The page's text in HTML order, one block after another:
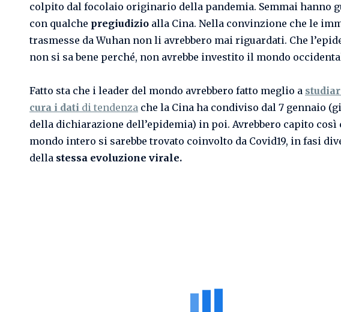
colpito dal focolaio originario della pandemia. Semmai hanno
con qualche pregiudizio alla Cina. Nella convinzione che le
trasmesse da Wuhan non li avrebbero mai riguardati. Che
non si sa bene perché, non avrebbe investito il mondo
Fatto sta che i leader del mondo avrebbero fatto meglio a
cura i dati di tendenza che la Cina ha condiviso dal 7 gennaio
della dichiarazione dell’epidemia) in poi. Avrebbero capito così
mondo intero si sarebbe trovato coinvolto da Covid19, in fasi
della stessa evoluzione virale.